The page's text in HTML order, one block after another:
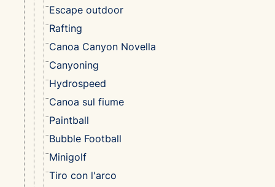
Escape outdoor
Rafting
Canoa Canyon Novella
Canyoning
Hydrospeed
Canoa sul fiume
Paintball
Bubble Football
Minigolf
Tiro con l'arco